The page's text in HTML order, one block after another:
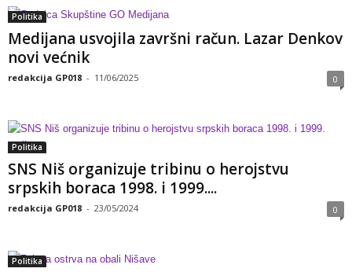
Politika
Medijana usvojila završni račun. Lazar Denkov
novi većnik
redakcija GP018 - 11/06/2025 0
Politika
SNS Niš organizuje tribinu o herojstvu
srpskih boraca 1998. i 1999....
redakcija GP018 - 23/05/2024 0
Politika